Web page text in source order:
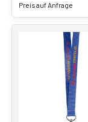
Preis auf Anfrage